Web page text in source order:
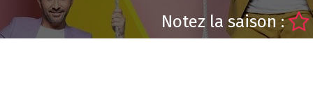
Notez la saison :